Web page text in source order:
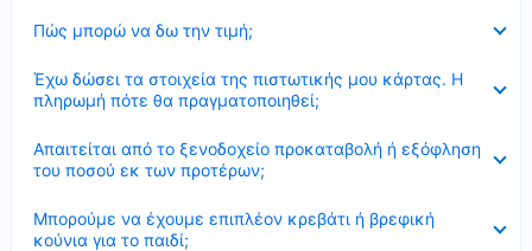
Πώς μπορώ να δω την τιμή;
Έχω δώσει τα στοιχεία της πιστωτικής μου κάρτας. Η
πληρωμή πότε θα πραγματοποιηθεί;
Απαιτείται από το ξενοδοχείο προκαταβολή ή εξόφληση
του ποσού εκ των προτέρων;
Μπορούμε να έχουμε επιπλέον κρεβάτι ή βρεφική
κούνια για το παιδί;